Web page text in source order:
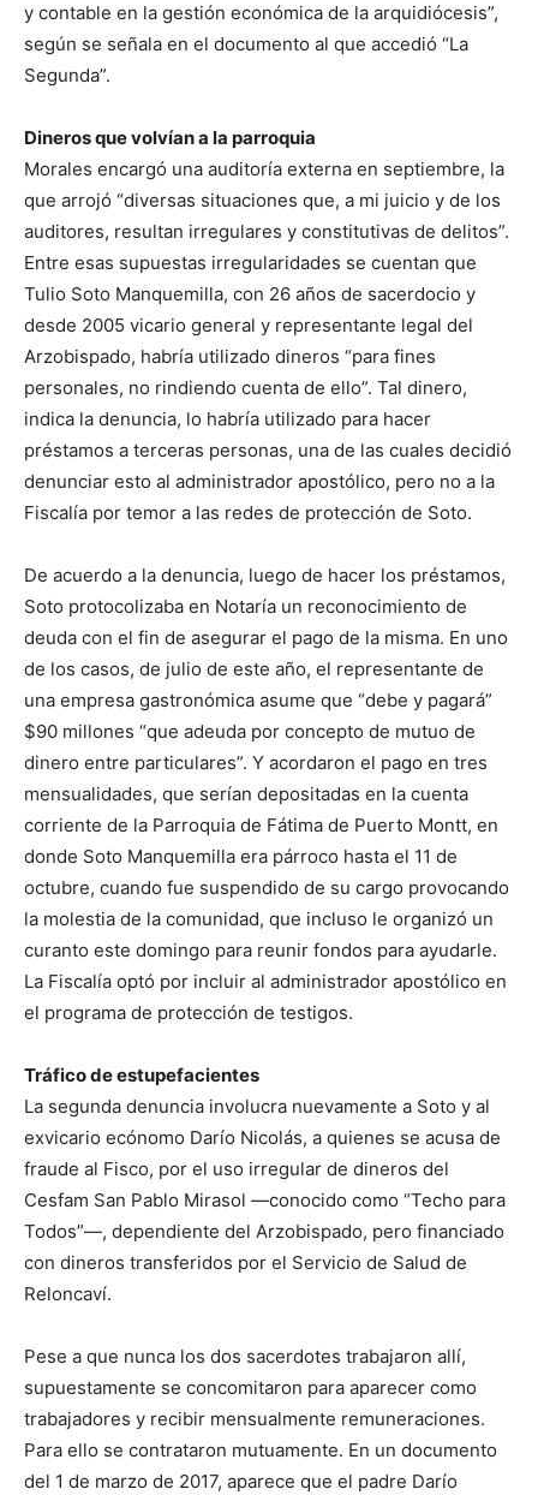
y contable en la gestión económica de la arquidiócesis”,
según se señala en el documento al que accedió “La
Segunda”.
Dineros que volvían a la parroquia
Morales encargó una auditoría externa en septiembre, la
que arrojó “diversas situaciones que, a mi juicio y de los
auditores, resultan irregulares y constitutivas de delitos”.
Entre esas supuestas irregularidades se cuentan que
Tulio Soto Manquemilla, con 26 años de sacerdocio y
desde 2005 vicario general y representante legal del
Arzobispado, habría utilizado dineros “para fines
personales, no rindiendo cuenta de ello”. Tal dinero,
indica la denuncia, lo habría utilizado para hacer
préstamos a terceras personas, una de las cuales decidió
denunciar esto al administrador apostólico, pero no a la
Fiscalía por temor a las redes de protección de Soto.
De acuerdo a la denuncia, luego de hacer los préstamos,
Soto protocolizaba en Notaría un reconocimiento de
deuda con el fin de asegurar el pago de la misma. En uno
de los casos, de julio de este año, el representante de
una empresa gastronómica asume que “debe y pagará”
$90 millones “que adeuda por concepto de mutuo de
dinero entre particulares”. Y acordaron el pago en tres
mensualidades, que serían depositadas en la cuenta
corriente de la Parroquia de Fátima de Puerto Montt, en
donde Soto Manquemilla era párroco hasta el 11 de
octubre, cuando fue suspendido de su cargo provocando
la molestia de la comunidad, que incluso le organizó un
curanto este domingo para reunir fondos para ayudarle.
La Fiscalía optó por incluir al administrador apostólico en
el programa de protección de testigos.
Tráfico de estupefacientes
La segunda denuncia involucra nuevamente a Soto y al
exvicario ecónomo Darío Nicolás, a quienes se acusa de
fraude al Fisco, por el uso irregular de dineros del
Cesfam San Pablo Mirasol —conocido como “Techo para
Todos”—, dependiente del Arzobispado, pero financiado
con dineros transferidos por el Servicio de Salud de
Reloncaví.
Pese a que nunca los dos sacerdotes trabajaron allí,
supuestamente se concomitaron para aparecer como
trabajadores y recibir mensualmente remuneraciones.
Para ello se contrataron mutuamente. En un documento
del 1 de marzo de 2017, aparece que el padre Darío